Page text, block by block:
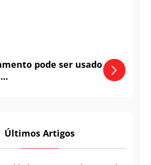
pode ser usado
Últimos Artigos